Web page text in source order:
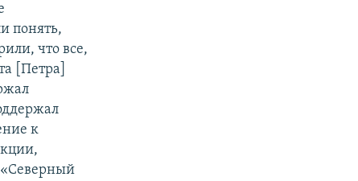
понять,
что все,
[Петра]
к
«Северный